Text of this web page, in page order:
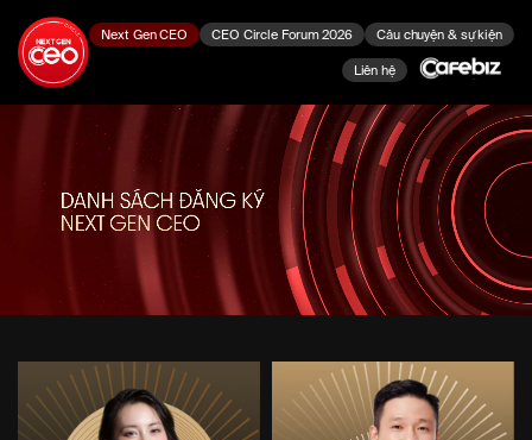
Next Gen CEO CEO Circle Forum 2026 Câu chuyện & sự kiện
Liên hệ